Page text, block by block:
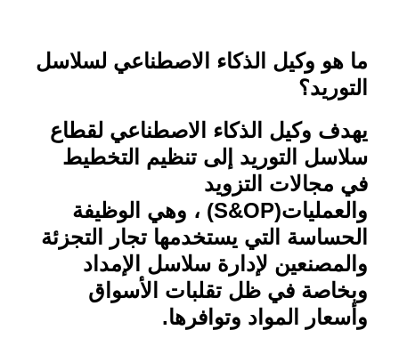
ما هو وكيل الذكاء الاصطناعي لسلاسل
التوريد؟
يهدف وكيل الذكاء الاصطناعي لقطاع
سلاسل التوريد إلى تنظيم التخطيط
في مجالات التزويد
والعمليات(S&OP) ، وهي الوظيفة
الحساسة التي يستخدمها تجار التجزئة
والمصنعين لإدارة سلاسل الإمداد
وبخاصة في ظل تقلبات الأسواق
وأسعار المواد وتوافرها.